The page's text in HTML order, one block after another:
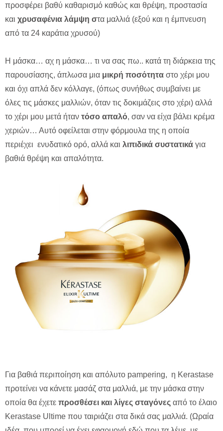
προσφέρει βαθύ καθαρισμό καθώς και θρέψη, προστασία
και χρυσαφένια λάμψη στα μαλλιά (εξού και η έμπνευση
από τα 24 καράτια χρυσού)
Η μάσκα… αχ η μάσκα… τι να σας πω.. κατά τη διάρκεια της
παρουσίασης, άπλωσα μια μικρή ποσότητα στο χέρι μου
και όχι απλά δεν κόλλαγε, (όπως συνήθως συμβαίνει με
όλες τις μάσκες μαλλιών, όταν τις δοκιμάζεις στο χέρι) αλλά
το χέρι μου μετά ήταν τόσο απαλό, σαν να είχα βάλει κρέμα
χεριών… Αυτό οφείλεται στην φόρμουλα της η οποία
περιέχει ενυδατικό ορό, αλλά και λιπιδικά συστατικά για
βαθιά θρέψη και απαλότητα.
Για βαθιά περιποίηση και απόλυτο pampering, η Kerastase
προτείνει να κάνετε μασάζ στα μαλλιά, με την μάσκα στην
οποία θα έχετε προσθέσει και λίγες σταγόνες από το έλαιο
Kerastase Ultime που ταιριάζει στα δικά σας μαλλιά. (Ωραία